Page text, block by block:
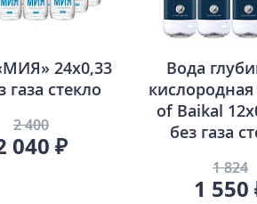
24х0,33
газа стекло
2 400
040 ₽
Вода
кислородная
of Baikal
без газа
1 824
1 550